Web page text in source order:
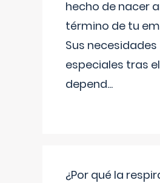
hecho de nacer
término de tu
Sus necesidades
especiales tras
depend...
¿Por qué la